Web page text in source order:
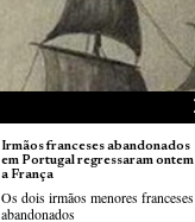
Irmãos franceses abandonados
em Portugal regressaram ontem
a França
Os dois irmãos menores franceses
abandonados